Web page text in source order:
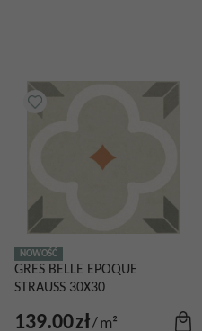
NOWOŚĆ
GRES BELLE EPOQUE
STRAUSS 30X30
139.00zł/m²